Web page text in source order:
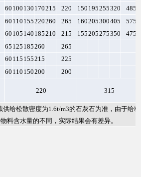
60 100 130 170215 220 150 195255320 485
60 110 155220260 265 160205300405
575
60 105 140 185210 215 155205275350 475
65 125 185260
265
60 115 155215
225
60 110 150200
200
220 315
给松散密度为1.6t/m3的石灰石为准，由于给料
料含水量的不同，实际结果会有差异。